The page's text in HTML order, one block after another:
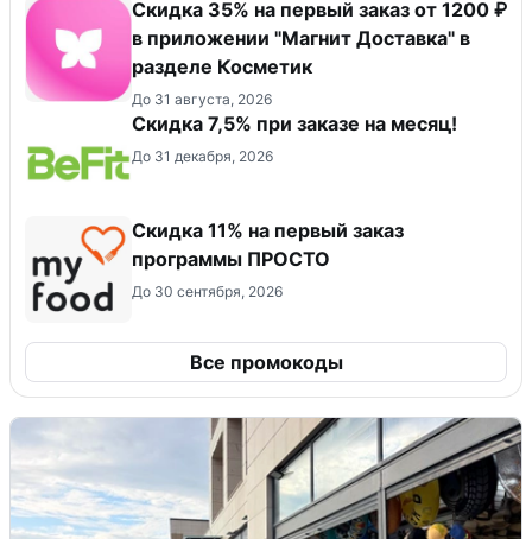
​Скидка 35% на первый заказ от 1200 ₽
в приложении "Магнит Доставка"​ в
разделе Косметик
До 31 августа, 2026
Скидка 7,5% при заказе на месяц!
До 31 декабря, 2026
Скидка 11% на первый заказ
программы ПРОСТО
До 30 сентября, 2026
Все промокоды